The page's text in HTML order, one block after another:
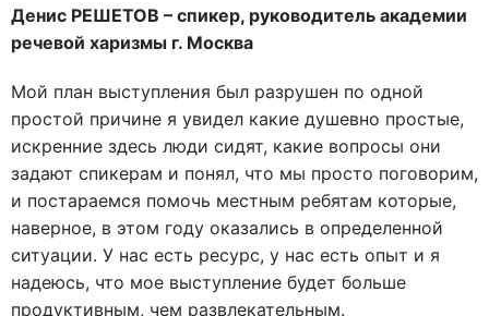
Денис РЕШЕТОВ – спикер, руководитель академии
речевой харизмы г. Москва
Мой план выступления был разрушен по одной
простой причине я увидел какие душевно простые,
искренние здесь люди сидят, какие вопросы они
задают спикерам и понял, что мы просто поговорим,
и постараемся помочь местным ребятам которые,
наверное, в этом году оказались в определенной
ситуации. У нас есть ресурс, у нас есть опыт и я
надеюсь, что мое выступление будет больше
продуктивным, чем развлекательным.